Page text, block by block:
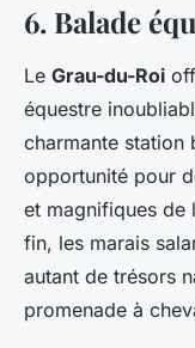
6. Balade
Le Grau-du-Roi
équestre
charmante station
opportunité pour
et magnifiques de
fin, les marais
autant de trésors
promenade à